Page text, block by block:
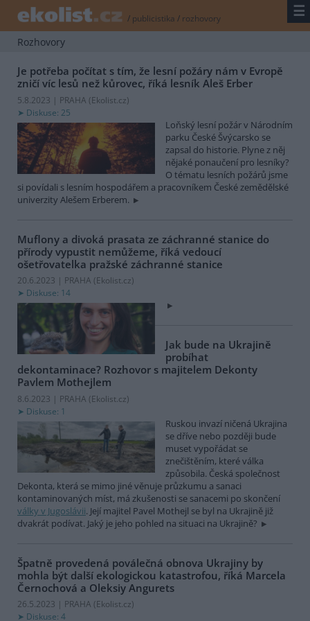
/ publicistika / rozhovory ☰
Rozhovory
Je potřeba počítat s tím, že lesní požáry nám v Evropě
zničí víc lesů než kůrovec, říká lesník Aleš Erber
5.8.2023 | PRAHA (Ekolist.cz)
Diskuse: 25
Loňský lesní požár v Národním
parku České Švýcarsko se
zapsal do historie. Plyne z něj
nějaké ponaučení pro lesníky?
O tématu lesních požárů jsme
si povídali s lesním hospodářem a pracovníkem České zemědělské
univerzity Alešem Erberem.
Muflony a divoká prasata ze záchranné stanice do
přírody vypustit nemůžeme, říká vedoucí
ošetřovatelka pražské záchranné stanice
20.6.2023 | PRAHA (Ekolist.cz)
Diskuse: 14
Jak bude na Ukrajině
probíhat
dekontaminace? Rozhovor s majitelem Dekonty
Pavlem Mothejlem
8.6.2023 | PRAHA (Ekolist.cz)
Diskuse: 1
Ruskou invazí ničená Ukrajina
se dříve nebo později bude
muset vypořádat se
znečištěním, které válka
způsobila. Česká společnost
Dekonta, která se mimo jiné věnuje průzkumu a sanaci
kontaminovaných míst, má zkušenosti se sanacemi po skončení
války v Jugoslávii. Její majitel Pavel Mothejl se byl na Ukrajině již
dvakrát podívat. Jaký je jeho pohled na situaci na Ukrajině?
Špatně provedená poválečná obnova Ukrajiny by
mohla být další ekologickou katastrofou, říká Marcela
Černochová a Oleksiy Angurets
26.5.2023 | PRAHA (Ekolist.cz)
Diskuse: 4